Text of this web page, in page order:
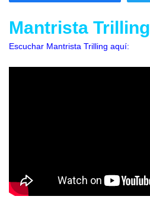
Mantrista Trilling
Escuchar Mantrista Trilling aquí: